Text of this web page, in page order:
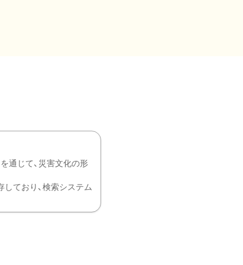
通じて、災害文化の形
ており、検索システム